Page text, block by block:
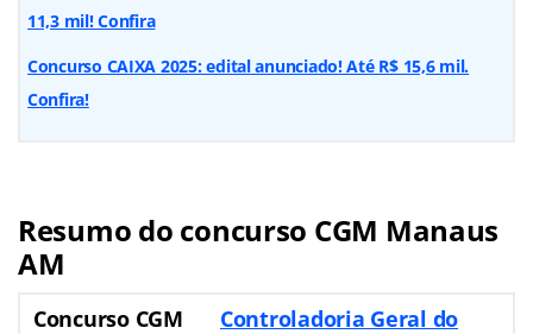
11,3 mil! Confira
Concurso CAIXA 2025: edital anunciado! Até R$ 15,6 mil.
Confira!
Resumo do concurso CGM Manaus
AM
Concurso CGM
Controladoria Geral do